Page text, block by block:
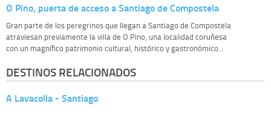
O Pino, puerta de acceso a Santiago de Compostela
Gran parte de los peregrinos que llegan a Santiago de Compostela
atraviesan previamente la villa de O Pino, una localidad coruñesa
con un magnífico patrimonio cultural, histórico y gastronómico...
DESTINOS RELACIONADOS
A Lavacolla - Santiago